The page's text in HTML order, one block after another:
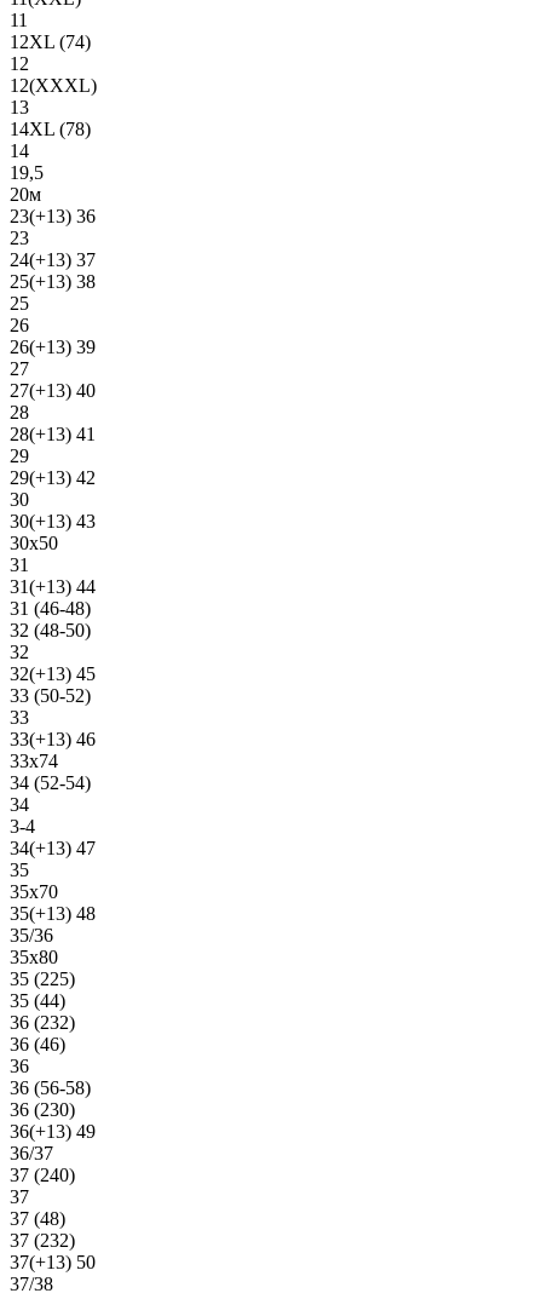
11
12XL (74)
12
12(ХХХL)
13
14XL (78)
14
19,5
20м
23(+13) 36
23
24(+13) 37
25(+13) 38
25
26
26(+13) 39
27
27(+13) 40
28
28(+13) 41
29
29(+13) 42
30
30(+13) 43
30х50
31
31(+13) 44
31 (46-48)
32 (48-50)
32
32(+13) 45
33 (50-52)
33
33(+13) 46
33х74
34 (52-54)
34
3-4
34(+13) 47
35
35х70
35(+13) 48
35/36
35х80
35 (225)
35 (44)
36 (232)
36 (46)
36
36 (56-58)
36 (230)
36(+13) 49
36/37
37 (240)
37
37 (48)
37 (232)
37(+13) 50
37/38